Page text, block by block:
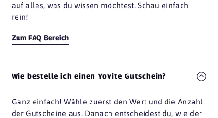
auf alles, was du wissen möchtest. Schau einfach
rein!
Zum FAQ Bereich
Wie bestelle ich einen Yovite Gutschein?
Ganz einfach! Wähle zuerst den Wert und die Anzahl
der Gutscheine aus. Danach entscheidest du, wie der